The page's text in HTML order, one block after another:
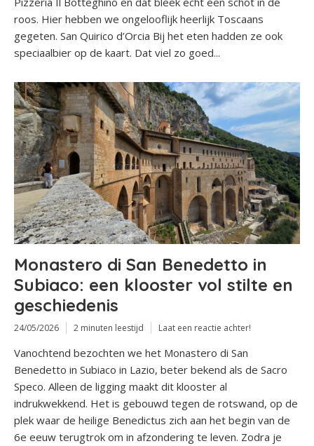
roos. Hier hebben we ongelooflijk heerlijk Toscaans
gegeten. San Quirico d’Orcia Bij het eten hadden ze ook
speciaalbier op de kaart. Dat viel zo goed...
Monastero di San Benedetto in
Subiaco: een klooster vol stilte en
geschiedenis
24/05/2026 2 minuten leestijd Laat een reactie achter!
Vanochtend bezochten we het Monastero di San
Benedetto in Subiaco in Lazio, beter bekend als de Sacro
Speco. Alleen de ligging maakt dit klooster al
indrukwekkend. Het is gebouwd tegen de rotswand, op de
plek waar de heilige Benedictus zich aan het begin van de
6e eeuw terugtrok om in afzondering te leven. Zodra je